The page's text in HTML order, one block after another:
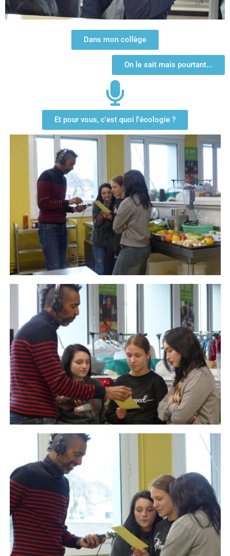
Dans mon collège
On le sait mais pourtant...
Et pour vous, c'est quoi l'écologie ?